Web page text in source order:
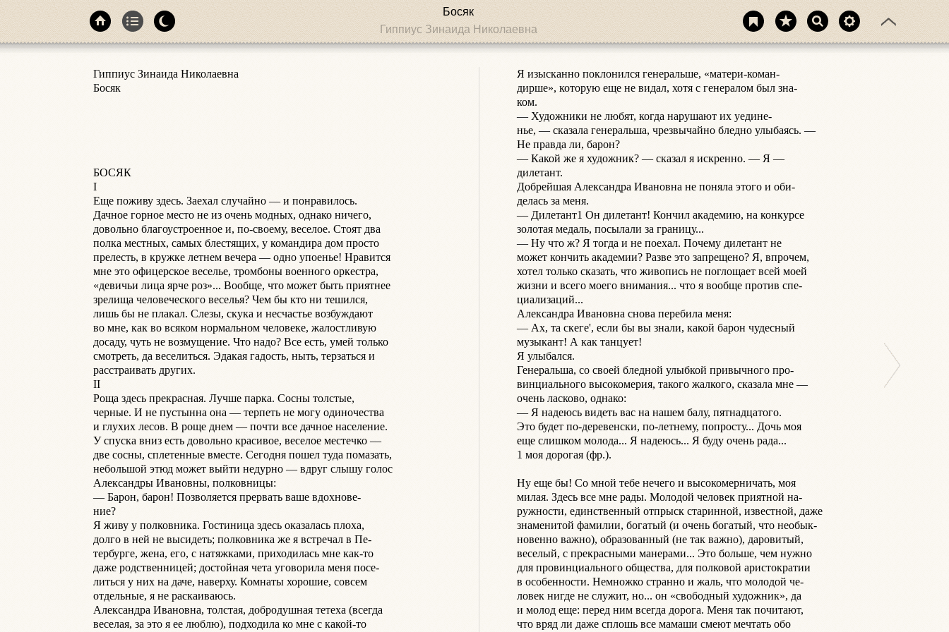
Босяк
Гиппиус Зинаида Николаевна
Гиппиус Зинаида Николаевна
Босяк
БОСЯК
I
Еще поживу здесь. Заехал случайно — и понравилось.
Дачное горное место не из очень модных, однако ничего,
довольно благоустроенное и, по-своему, веселое. Стоят два
полка местных, самых блестящих, у командира дом просто
прелесть, в кружке летнем вечера — одно упоенье! Нравится
мне это офицерское веселье, тромбоны военного оркестра,
«девичьи лица ярче роз»... Вообще, что может быть приятнее
зрелища человеческого веселья? Чем бы кто ни тешился,
лишь бы не плакал. Слезы, скука и несчастье возбуждают
во мне, как во всяком нормальном человеке, жалостливую
досаду, чуть не возмущение. Что надо? Все есть, умей только
смотреть, да веселиться. Эдакая гадость, ныть, терзаться и
расстраивать других.
II
Роща здесь прекрасная. Лучше парка. Сосны толстые,
черные. И не пустынна она — терпеть не могу одиночества
и глухих лесов. В роще днем — почти все дачное население.
У спуска вниз есть довольно красивое, веселое местечко —
две сосны, сплетенные вместе. Сегодня пошел туда помазать,
небольшой этюд может выйти недурно — вдруг слышу голос
Александры Ивановны, полковницы:
— Барон, барон! Позволяется прервать ваше вдохнове-
ние?
Я живу у полковника. Гостиница здесь оказалась плоха,
долго в ней не высидеть; полковника же я встречал в Пе-
тербурге, жена, его, с натяжками, приходилась мне как-то
даже родственницей; достойная чета уговорила меня посе-
литься у них на даче, наверху. Комнаты хорошие, совсем
отдельные, я не раскаиваюсь.
Александра Ивановна, толстая, добродушная тетеха (всегда
веселая, за это я ее люблю), подходила ко мне с какой-то
Я изысканно поклонился генеральше, «матери-коман-
дирше», которую еще не видал, хотя с генералом был зна-
ком.
— Художники не любят, когда нарушают их уедине-
нье, — сказала генеральша, чрезвычайно бледно улыбаясь. —
Не правда ли, барон?
— Какой же я художник? — сказал я искренно. — Я —
дилетант.
Добрейшая Александра Ивановна не поняла этого и оби-
делась за меня.
— Дилетант1 Он дилетант! Кончил академию, на конкурсе
золотая медаль, посылали за границу...
— Ну что ж? Я тогда и не поехал. Почему дилетант не
может кончить академии? Разве это запрещено? Я, впрочем,
хотел только сказать, что живопись не поглощает всей моей
жизни и всего моего внимания... что я вообще против спе-
циализаций...
Александра Ивановна снова перебила меня:
— Ах, та скеге', если бы вы знали, какой барон чудесный
музыкант! А как танцует!
Я улыбался.
Генеральша, со своей бледной улыбкой привычного про-
винциального высокомерия, такого жалкого, сказала мне —
очень ласково, однако:
— Я надеюсь видеть вас на нашем балу, пятнадцатого.
Это будет по-деревенски, по-летнему, попросту... Дочь моя
еще слишком молода... Я надеюсь... Я буду очень рада...
1 моя дорогая (фр.).
Ну еще бы! Со мной тебе нечего и высокомерничать, моя
милая. Здесь все мне рады. Молодой человек приятной на-
ружности, единственный отпрыск старинной, известной, даже
знаменитой фамилии, богатый (и очень богатый, что необык-
новенно важно), образованный (не так важно), даровитый,
веселый, с прекрасными манерами... Это больше, чем нужно
для провинциального общества, для полковой аристократии
в особенности. Немножко странно и жаль, что молодой че-
ловек нигде не служит, но... он «свободный художник», да
и молод еще: перед ним всегда дорога. Меня так почитают,
что вряд ли даже сплошь все мамаши смеют мечтать обо